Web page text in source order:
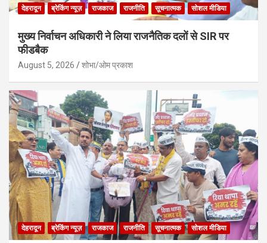
देहरादून ब्रेकिंग न्यूज़ राजकाज राजनीति सूचनात्मक सोशल मीडिया
मुख्य निर्वाचन अधिकारी ने लिया राजनैतिक दलों से SIR पर
फीडबैक
August 5, 2026 शोभा/ओम प्रकाश
देहरादून ब्रेकिंग न्यूज़ राजकाज राजनीति सूचनात्मक सोशल मीडिया